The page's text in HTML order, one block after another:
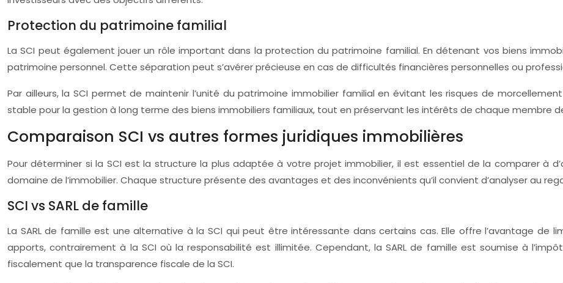
Protection du patrimoine familial
La SCI peut également jouer un rôle important dans la protection du patrimoine familial. En détenant vos biens
patrimoine personnel. Cette séparation peut s’avérer précieuse en cas de difficultés financières personnelles ou
Par ailleurs, la SCI permet de maintenir l’unité du patrimoine immobilier familial en évitant les risques de
stable pour la gestion à long terme des biens immobiliers familiaux, tout en préservant les intérêts de chaque membre
Comparaison SCI vs autres formes juridiques immobilières
Pour déterminer si la SCI est la structure la plus adaptée à votre projet immobilier, il est essentiel de la comparer à
domaine de l’immobilier. Chaque structure présente des avantages et des inconvénients qu’il convient d’analyser au
SCI vs SARL de famille
La SARL de famille est une alternative à la SCI qui peut être intéressante dans certains cas. Elle offre l’avantage de
apports, contrairement à la SCI où la responsabilité est illimitée. Cependant, la SARL de famille est soumise à
fiscalement que la transparence fiscale de la SCI.